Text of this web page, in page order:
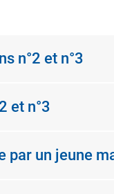
n°2 et n°3
et n°3
par un jeune